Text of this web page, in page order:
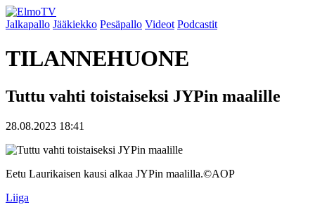
Jalkapallo Jääkiekko Pesäpallo Videot Podcastit
TILANNEHUONE
Tuttu vahti toistaiseksi JYPin maalille
28.08.2023 18:41
Eetu Laurikaisen kausi alkaa JYPin maalilla.©AOP
Liiga